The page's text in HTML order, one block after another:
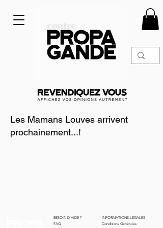
Les Mamans Louves arrivent
prochainement...!
BESOIN D'AIDE ?
FAQ
INFORMATIONS LÉGALES
Conditions Générales